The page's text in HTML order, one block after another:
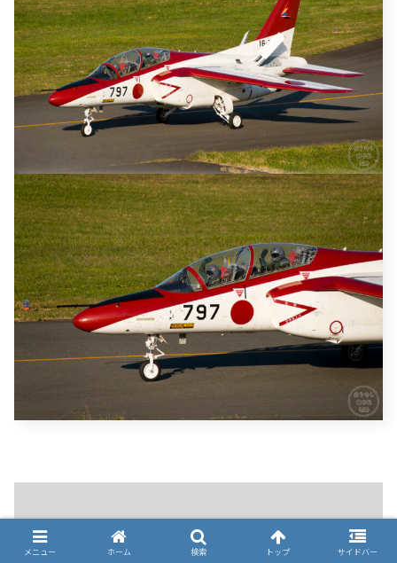
メニュー ホーム 検索 トップ サイドバー